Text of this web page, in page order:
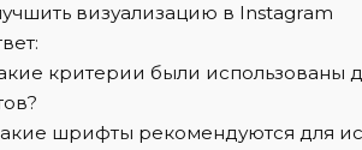
визуализацию в Instagram
критерии были использованы
шрифты рекомендуются для